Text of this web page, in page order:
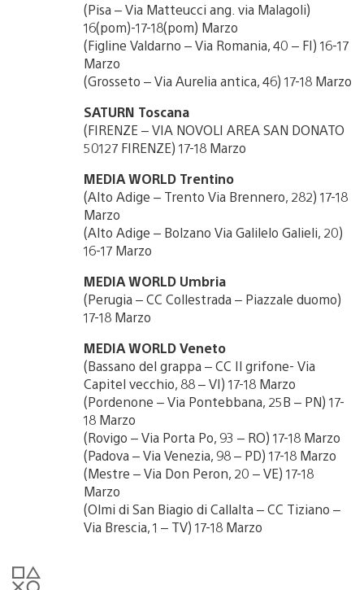
(Pisa – Via Matteucci ang. via Malagoli)
16(pom)-17-18(pom) Marzo
(Figline Valdarno – Via Romania, 40 – FI) 16-17
Marzo
(Grosseto – Via Aurelia antica, 46) 17-18 Marzo
SATURN Toscana
(FIRENZE – VIA NOVOLI AREA SAN DONATO
50127 FIRENZE) 17-18 Marzo
MEDIA WORLD Trentino
(Alto Adige – Trento Via Brennero, 282) 17-18
Marzo
(Alto Adige – Bolzano Via Galilelo Galieli, 20)
16-17 Marzo
MEDIA WORLD Umbria
(Perugia – CC Collestrada – Piazzale duomo)
17-18 Marzo
MEDIA WORLD Veneto
(Bassano del grappa – CC Il grifone- Via
Capitel vecchio, 88 – VI) 17-18 Marzo
(Pordenone – Via Pontebbana, 25B – PN) 17-
18 Marzo
(Rovigo – Via Porta Po, 93 – RO) 17-18 Marzo
(Padova – Via Venezia, 98 – PD) 17-18 Marzo
(Mestre – Via Don Peron, 20 – VE) 17-18
Marzo
(Olmi di San Biagio di Callalta – CC Tiziano –
Via Brescia, 1 – TV) 17-18 Marzo